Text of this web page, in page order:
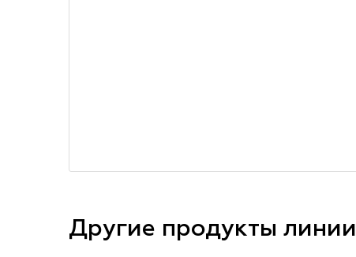
Другие продукты линии